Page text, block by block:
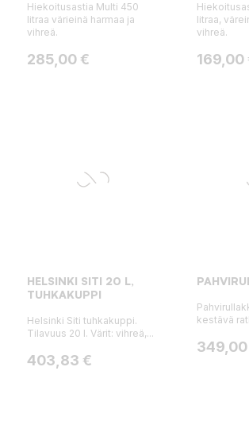
Hiekoitusastia Multi 450
litraa värieinä harmaa ja
vihreä.
Hinta
285,00 €
litraa,
vihreä.
Hinta
169,00
HELSINKI SITI 20 L,
TUHKAKUPPI
Helsinki Siti tuhkakuppi.
Tilavuus 20 l. Värit: vihreä,...
Hinta
403,83 €
kestävä
Hinta
349,00